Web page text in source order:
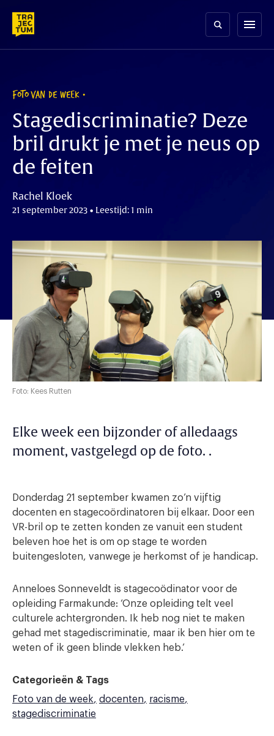
content
menu
FOTO VAN DE WEEK
Stagediscriminatie? Deze
bril drukt je met je neus op
de feiten
Rachel Kloek
21 september 2023 • Leestijd: 1 min
Foto: Kees Rutten
Elke week een bijzonder of alledaags
moment, vastgelegd op de foto. .
Donderdag 21 september kwamen zo’n vijftig
docenten en stagecoördinatoren bij elkaar. Door een
VR-bril op te zetten konden ze vanuit een student
beleven hoe het is om op stage te worden
buitengesloten, vanwege je herkomst of je handicap.
Anneloes Sonneveldt is stagecoödinator voor de
opleiding Farmakunde: ‘Onze opleiding telt veel
culturele achtergronden. Ik heb nog niet te maken
gehad met stagediscriminatie, maar ik ben hier om te
weten of ik geen blinde vlekken heb.’
Categorieën & Tags
Foto van de week
docenten
racisme
stagediscriminatie